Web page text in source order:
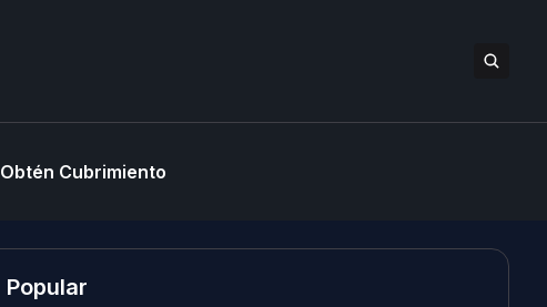
Obtén Cubrimiento
Popular